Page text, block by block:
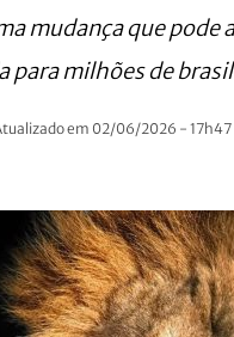
mudança que pode
para milhões de
em 02/06/2026 - 17h47